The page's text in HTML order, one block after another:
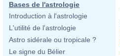
Bases de l'astrologie
Introduction à l'astrologie
L'utilité de l'astrologie
Astro sidérale ou tropicale ?
Le signe du Bélier